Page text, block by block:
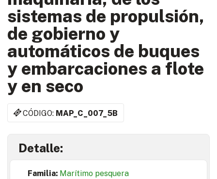
sistemas de propulsión,
de gobierno y
automáticos de buques
y embarcaciones a flote
y en seco
CÓDIGO: MAP_C_007_5B
Detalle:
Familia: Marítimo pesquera